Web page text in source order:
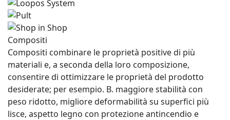
Compositi
Compositi combinare le proprietà positive di più
materiali e, a seconda della loro composizione,
consentire di ottimizzare le proprietà del prodotto
desiderate; per esempio. B. maggiore stabilità con
peso ridotto, migliore deformabilità su superfici più
lisce, aspetto legno con protezione antincendio e